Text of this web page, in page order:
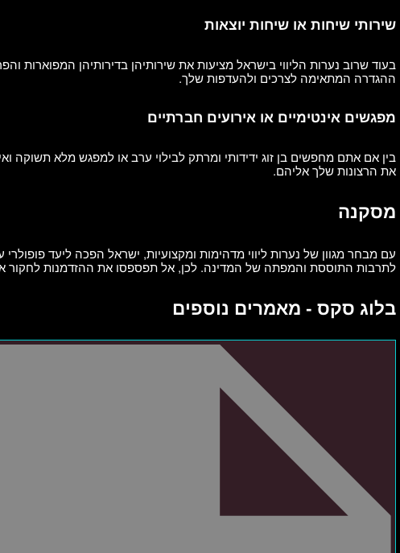
שירותי שיחות או שיחות יוצאות
ההגדרה המתאימה לצרכים ולהעדפות שלך.
מפגשים אינטימיים או אירועים חברתיים
בין אם אתם מחפשים בן זוג ידידותי ומרתק לבילוי ערב או למפגש מלא תשוקה
את הרצונות שלך אליהם.
מסקנה
עם מבחר מגוון של נערות ליווי מדהימות ומקצועיות, ישראל הפכה ליעד פופולרי
לתרבות התוססת והמפתה של המדינה. לכן, אל תפספסו את ההזדמנות לחקור
בלוג סקס - מאמרים נוספים
כשאשתך